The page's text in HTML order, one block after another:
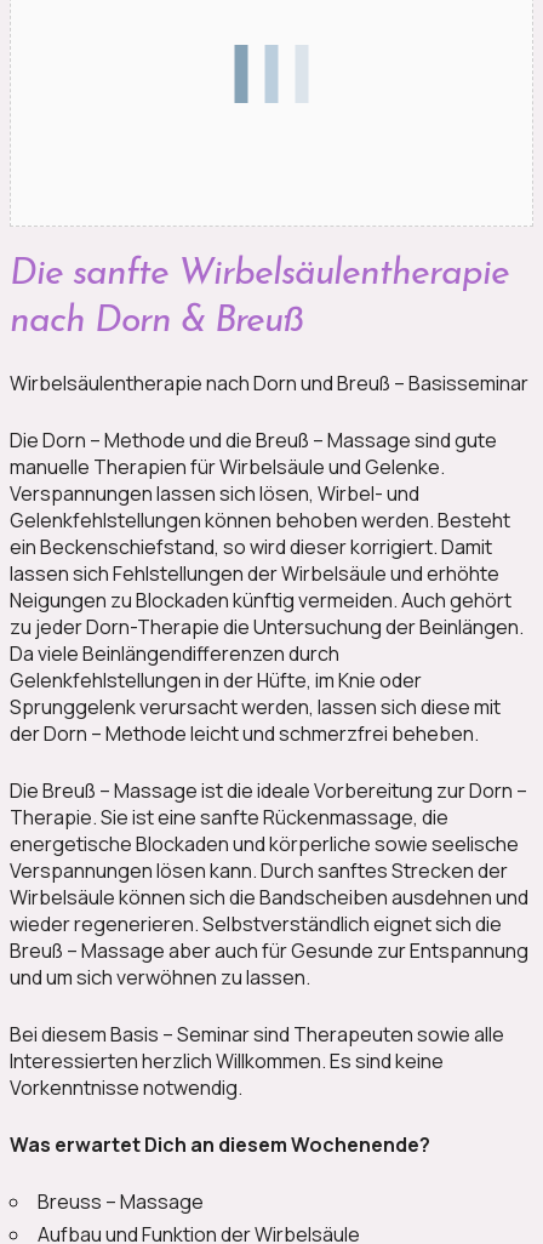
Die sanfte Wirbelsäulentherapie
nach Dorn & Breuß
Wirbelsäulentherapie nach Dorn und Breuß – Basisseminar
Die Dorn – Methode und die Breuß – Massage sind gute
manuelle Therapien für Wirbelsäule und Gelenke.
Verspannungen lassen sich lösen, Wirbel- und
Gelenkfehlstellungen können behoben werden. Besteht
ein Beckenschiefstand, so wird dieser korrigiert. Damit
lassen sich Fehlstellungen der Wirbelsäule und erhöhte
Neigungen zu Blockaden künftig vermeiden. Auch gehört
zu jeder Dorn-Therapie die Untersuchung der Beinlängen.
Da viele Beinlängendifferenzen durch
Gelenkfehlstellungen in der Hüfte, im Knie oder
Sprunggelenk verursacht werden, lassen sich diese mit
der Dorn – Methode leicht und schmerzfrei beheben.
Die Breuß – Massage ist die ideale Vorbereitung zur Dorn –
Therapie. Sie ist eine sanfte Rückenmassage, die
energetische Blockaden und körperliche sowie seelische
Verspannungen lösen kann. Durch sanftes Strecken der
Wirbelsäule können sich die Bandscheiben ausdehnen und
wieder regenerieren. Selbstverständlich eignet sich die
Breuß – Massage aber auch für Gesunde zur Entspannung
und um sich verwöhnen zu lassen.
Bei diesem Basis – Seminar sind Therapeuten sowie alle
Interessierten herzlich Willkommen. Es sind keine
Vorkenntnisse notwendig.
Was erwartet Dich an diesem Wochenende?
Breuss – Massage
Aufbau und Funktion der Wirbelsäule